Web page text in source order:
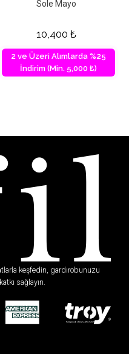
Sole Mayo
10,400 ₺
2 ve Üzeri Alımlarda %25
İndirim (Min. 5,000 ₺)
keşfedin, gardırobunuzu
sağlayın.